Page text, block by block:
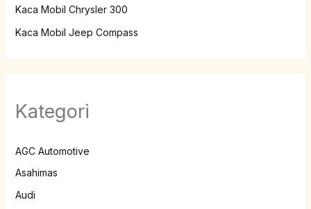
Kaca Mobil Chrysler 300
Kaca Mobil Jeep Compass
Kategori
AGC Automotive
Asahimas
Audi